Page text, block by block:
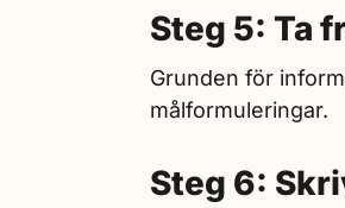
Steg 5: Ta
Grunden för
målformuleringar.
Steg 6: